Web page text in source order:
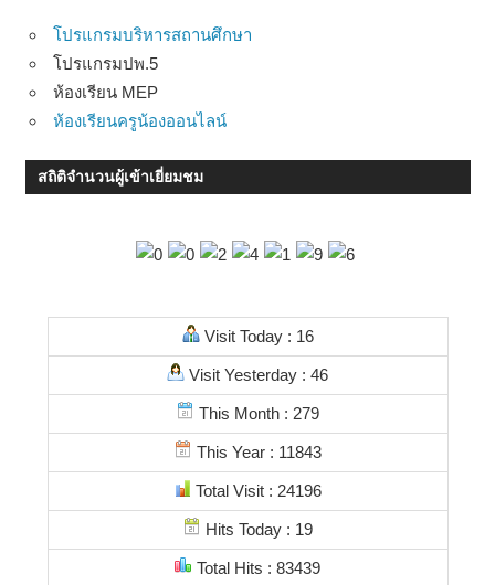
โปรแกรมบริหารสถานศึกษา
โปรแกรมปพ.5
ห้องเรียน MEP
ห้องเรียนครูน้องออนไลน์
สถิติจำนวนผู้เข้าเยี่ยมชม
Visit Today : 16
Visit Yesterday : 46
This Month : 279
This Year : 11843
Total Visit : 24196
Hits Today : 19
Total Hits : 83439